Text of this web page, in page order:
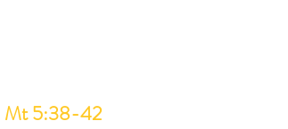
Mt 5:38-42